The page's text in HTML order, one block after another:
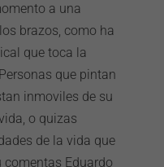
a una
brazos, como ha
que toca la
que pintan
inmoviles de su
o quizas
de la vida que
comentas Eduardo